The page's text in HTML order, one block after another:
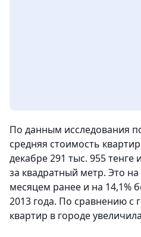
По данным исследования
средняя стоимость
декабре 291 тыс. 955 тенге
за квадратный метр. Это
месяцем ранее и на 14,1%
2013 года. По сравнению с
квартир в городе